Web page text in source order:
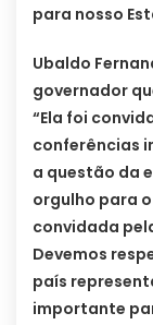
para nosso
Ubaldo
governador
“Ela foi
conferências
a questão da
orgulho para
convidada
Devemos
país
importante